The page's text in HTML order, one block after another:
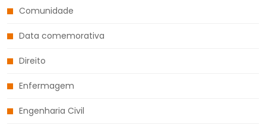
Comunidade
Data comemorativa
Direito
Enfermagem
Engenharia Civil